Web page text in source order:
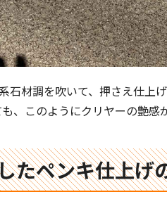
石材調を吹いて、押さえ仕上
、このようにクリヤーの艶感
たペンキ仕上